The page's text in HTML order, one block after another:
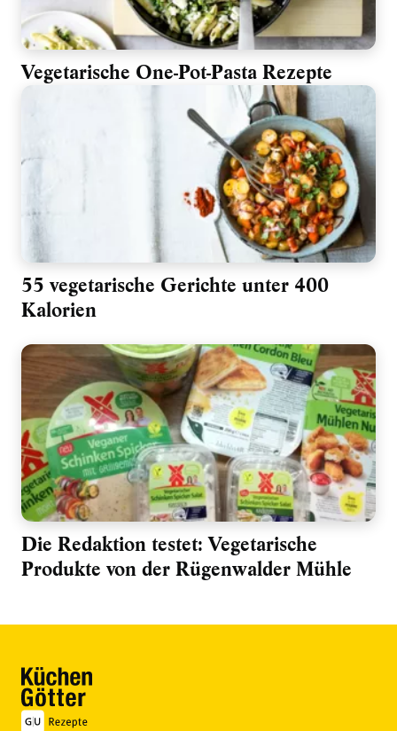
Vegetarische One-Pot-Pasta Rezepte
55 vegetarische Gerichte unter 400
Kalorien
Die Redaktion testet: Vegetarische
Produkte von der Rügenwalder Mühle